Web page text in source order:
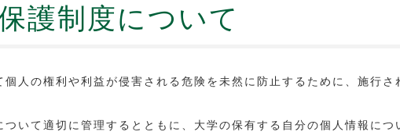
護制度について
人の権利や利益が侵害される危険を未然に防止するために、施行さ
いて適切に管理するとともに、大学の保有する自分の個人情報につ